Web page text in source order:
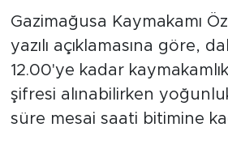
Gazimağusa Kaymakamı
yazılı açıklamasına göre,
12.00'ye kadar
şifresi alınabilirken
süre mesai saati bitimine